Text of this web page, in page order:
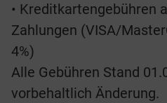
• Kreditkartengebühren
Zahlungen (VISA/
4%)
Alle Gebühren Stand
vorbehaltlich Änderung.